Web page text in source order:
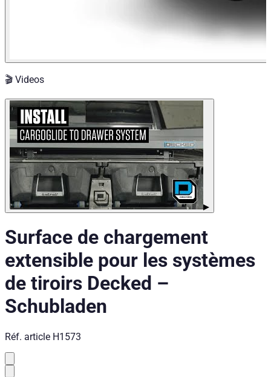
🎬 Videos
▶
Surface de chargement
extensible pour les systèmes
de tiroirs Decked –
Schubladen
Réf. article H1573